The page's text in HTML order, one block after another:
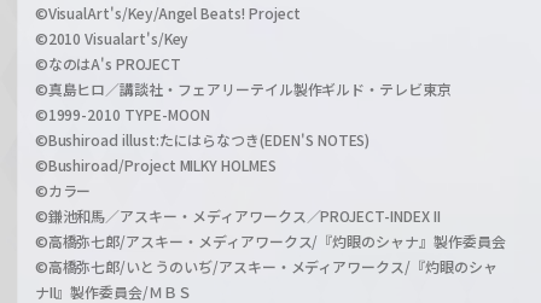
©VisualArt's/Key/Angel Beats! Project
©2010 Visualart's/Key
©なのはA's PROJECT
©真島ヒロ／講談社・フェアリーテイル製作ギルド・テレビ東京
©1999-2010 TYPE-MOON
©Bushiroad illust:たにはらなつき(EDEN'S NOTES)
©Bushiroad/Project MILKY HOLMES
©カラー
©鎌池和馬／アスキー・メディアワークス／PROJECT-INDEX II
©高橋弥七郎/アスキー・メディアワークス/『灼眼のシャナ』製作委員会
©高橋弥七郎/いとうのいぢ/アスキー・メディアワークス/『灼眼のシャ
ナII』製作委員会/ＭＢＳ